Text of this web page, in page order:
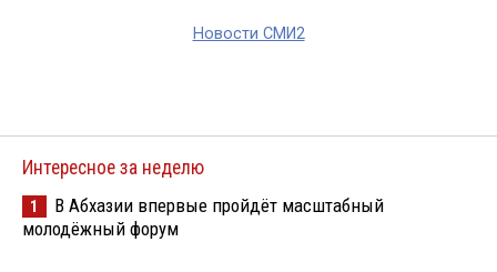
Новости СМИ2
Интересное за неделю
1
В Абхазии впервые пройдёт масштабный
молодёжный форум